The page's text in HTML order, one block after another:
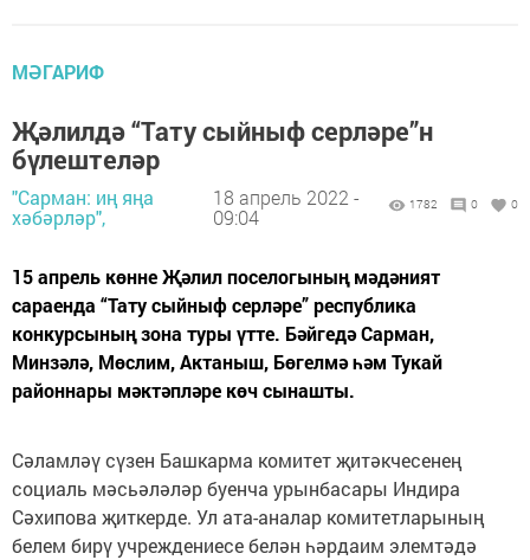
МӘГАРИФ
Җәлилдә “Тату сыйныф серләре”н
бүлештеләр
"Сарман: иң яңа
хәбәрләр",
18 апрель 2022 -
09:04
1782 0 0
15 апрель көнне Җәлил поселогының мәдәният
сараенда “Тату сыйныф серләре” республика
конкурсының зона туры үтте. Бәйгедә Сарман,
Минзәлә, Мөслим, Актаныш, Бөгелмә һәм Тукай
районнары мәктәпләре көч сынашты.
Сәламләү сүзен Башкарма комитет җитәкчесенең
социаль мәсьәләләр буенча урынбасары Индира
Сәхипова җиткерде. Ул ата-аналар комитетларының
белем бирү учреждениесе белән һәрдаим элемтәдә